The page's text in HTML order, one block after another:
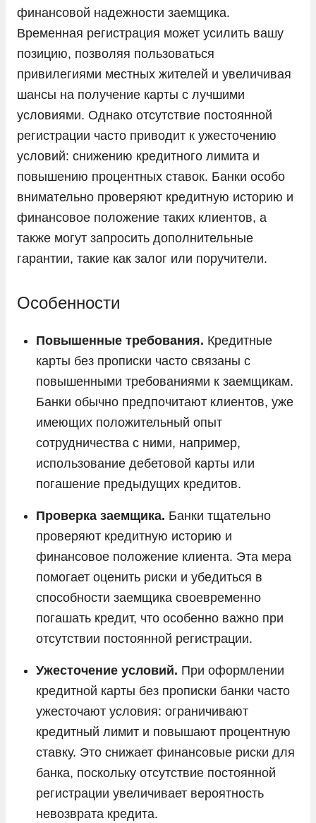
финансовой надежности заемщика.
Временная регистрация может усилить вашу
позицию, позволяя пользоваться
привилегиями местных жителей и увеличивая
шансы на получение карты с лучшими
условиями. Однако отсутствие постоянной
регистрации часто приводит к ужесточению
условий: снижению кредитного лимита и
повышению процентных ставок. Банки особо
внимательно проверяют кредитную историю и
финансовое положение таких клиентов, а
также могут запросить дополнительные
гарантии, такие как залог или поручители.
Особенности
Повышенные требования. Кредитные
карты без прописки часто связаны с
повышенными требованиями к заемщикам.
Банки обычно предпочитают клиентов, уже
имеющих положительный опыт
сотрудничества с ними, например,
использование дебетовой карты или
погашение предыдущих кредитов.
Проверка заемщика. Банки тщательно
проверяют кредитную историю и
финансовое положение клиента. Эта мера
помогает оценить риски и убедиться в
способности заемщика своевременно
погашать кредит, что особенно важно при
отсутствии постоянной регистрации.
Ужесточение условий. При оформлении
кредитной карты без прописки банки часто
ужесточают условия: ограничивают
кредитный лимит и повышают процентную
ставку. Это снижает финансовые риски для
банка, поскольку отсутствие постоянной
регистрации увеличивает вероятность
невозврата кредита.